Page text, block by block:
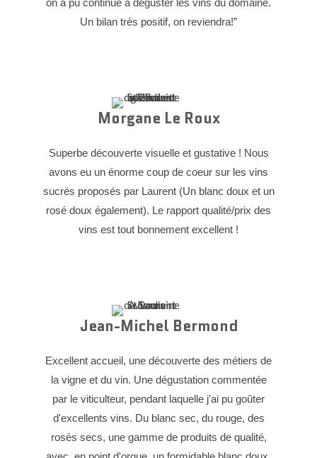
on a pu continué à déguster les vins du domaine.
Un bilan très positif, on reviendra!”
Morgane Le Roux
Superbe découverte visuelle et gustative ! Nous
avons eu un énorme coup de coeur sur les vins
sucrés proposés par Laurent (Un blanc doux et un
rosé doux également). Le rapport qualité/prix des
vins est tout bonnement excellent !
Jean-Michel Bermond
Excellent accueil, une découverte des métiers de
la vigne et du vin. Une dégustation commentée
par le viticulteur, pendant laquelle j'ai pu goûter
d'excellents vins. Du blanc sec, du rouge, des
rosés secs, une gamme de produits de qualité,